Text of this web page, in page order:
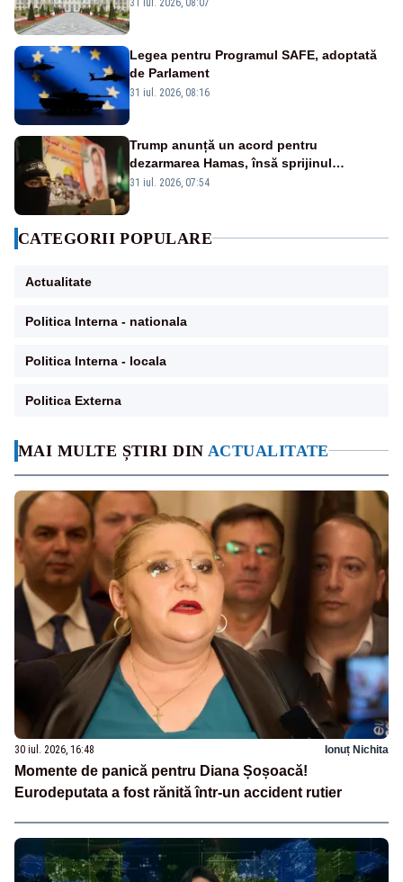
MAI MULTE ȘTIRI DIN ACTUALITATE
30 iul. 2026, 16:48 Ionuț Nichita
Momente de panică pentru Diana Șoșoacă!
Eurodeputata a fost rănită într-un accident rutier
Legea pentru Programul SAFE, adoptată
de Parlament
31 iul. 2026, 08:16
Trump anunță un acord pentru
dezarmarea Hamas, însă sprijinul
Israelului rămâne incert
31 iul. 2026, 07:54
CATEGORII POPULARE
Actualitate
Politica Interna - nationala
Politica Interna - locala
Politica Externa